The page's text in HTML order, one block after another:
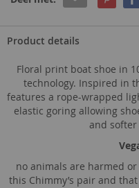
Product details
Floral print boat shoe in
technology. Inspired in
features a rope-wrapped
elastic goring allowing
and
no animals are harmed
this Chimmy’s pair and